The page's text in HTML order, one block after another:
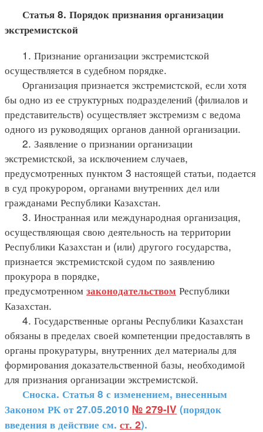
Статья 8. Порядок признания организации
экстремистской
1. Признание организации экстремистской
осуществляется в судебном порядке.
Организация признается экстремистской, если хотя
бы одно из ее структурных подразделений (филиалов и
представительств) осуществляет экстремизм с ведома
одного из руководящих органов данной организации.
2. Заявление о признании организации
экстремистской, за исключением случаев,
предусмотренных пунктом 3 настоящей статьи, подается
в суд прокурором, органами внутренних дел или
гражданами Республики Казахстан.
3. Иностранная или международная организация,
осуществляющая свою деятельность на территории
Республики Казахстан и (или) другого государства,
признается экстремистской судом по заявлению
прокурора в порядке,
предусмотренном законодательством Республики
Казахстан.
4. Государственные органы Республики Казахстан
обязаны в пределах своей компетенции предоставлять в
органы прокуратуры, внутренних дел материалы для
формирования доказательственной базы, необходимой
для признания организации экстремистской.
Сноска. Статья 8 с изменением, внесенным
Законом РК от 27.05.2010 № 279-IV (порядок
введения в действие см. ст. 2).